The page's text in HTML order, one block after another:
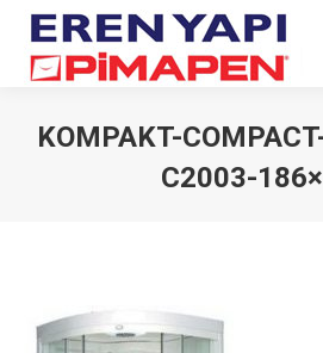
KOMPAKT-
C2003-